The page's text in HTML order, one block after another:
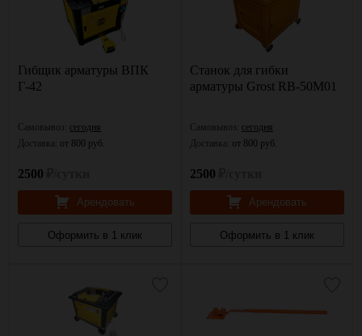
Гибщик арматуры ВПК
Г-42
Самовывоз: сегодня
Доставка: от 800 руб.
2500
Арендовать
Оформить в 1 клик
Станок для гибки
арматуры Grost RB-50М01
Самовывоз: сегодня
Доставка: от 800 руб.
2500
Арендовать
Оформить в 1 клик